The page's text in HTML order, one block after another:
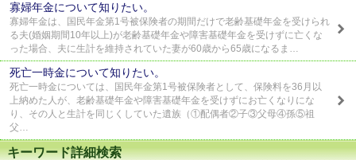
寡婦年金について知りたい。
寡婦年金は、国民年金第1号被保険者の期間だけで老齢基礎年金を受けられ
る夫(婚姻期間10年以上)が老齢基礎年金や障害基礎年金を受けずに亡くな
った場合、夫に生計を維持されていた妻が60歳から65歳になるま…
死亡一時金について知りたい。
死亡一時金については、国民年金第1号被保険者として、保険料を36月以
上納めた人が、老齢基礎年金や障害基礎年金を受けずにお亡くなりにな
り、その人と生計を同じくしていた遺族（①配偶者②子③父母④孫⑤祖
父…
キーワード詳細検索